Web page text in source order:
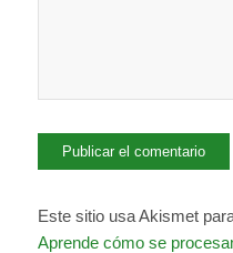
Este sitio usa Akismet
Aprende cómo se